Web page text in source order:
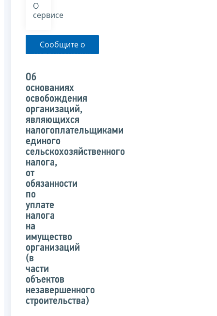
О
сервисе
Сообщите о
неприменении
указанного
письма
Об
основаниях
освобождения
организаций,
являющихся
налогоплательщиками
единого
сельскохозяйственного
налога,
от
обязанности
по
уплате
налога
на
имущество
организаций
(в
части
объектов
незавершенного
строительства)